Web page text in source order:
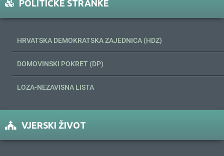
POLITIČKE STRANKE
HRVATSKA DEMOKRATSKA ZAJEDNICA (HDZ)
DOMOVINSKI POKRET (DP)
LOZA-NEZAVISNA LISTA
VJERSKI ŽIVOT